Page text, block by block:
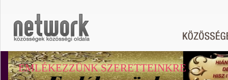
EMLÉKEZZÜNK SZERETTEINKRE